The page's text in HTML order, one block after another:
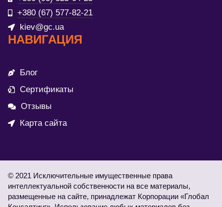
+380 (67) 577-82-21
kiev@gc.ua
НАВИГАЦИЯ
Блог
Сертификаты
Отзывы
Карта сайта
© 2021 Исключительные имущественные права
интеллектуальной собственности на все материалы,
размещенные на сайте, принадлежат Корпорации «Глобал